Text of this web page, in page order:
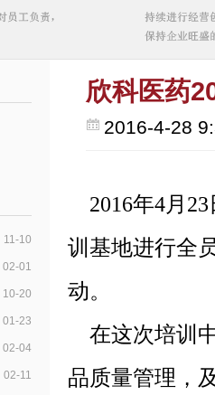
11-10
02-01
10-20
01-23
02-04
02-11
欣科医药
2016-4-28
2016年4月23
训基地进行全
动。
在这次培训
品质量管理，